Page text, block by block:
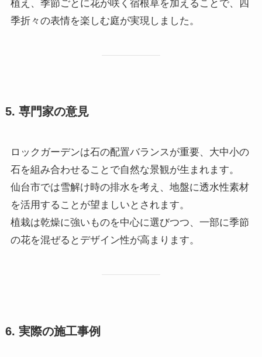
植え、季節ごとに花が咲く宿根草を加えることで、四
季折々の表情を楽しむ庭が実現しました。
5. 専門家の意見
ロックガーデンは石の配置バランスが重要、大中小の
石を組み合わせることで自然な景観が生まれます。
仙台市では雪解け時の排水を考え、地盤に透水性素材
を活用することが望ましいとされます。
植栽は乾燥に強いものを中心に選びつつ、一部に季節
の花を混ぜるとデザイン性が高まります。
6. 実際の施工事例